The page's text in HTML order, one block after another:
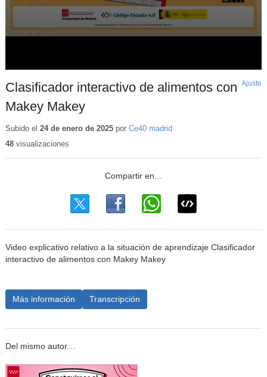
Clasificador interactivo de alimentos con
Makey Makey
Ajuste
Subido el 24 de enero de 2025por Ce40 madrid
48visualizaciones
Video explicativo relativo a la situación de aprendizaje Clasificador
interactivo de alimentos con Makey Makey
Más información Transcripción
Del mismo autor…